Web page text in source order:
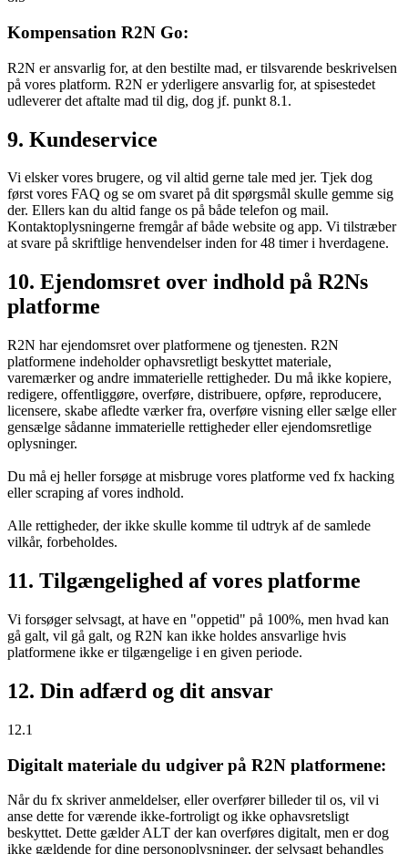
Kompensation R2N Go:
R2N er ansvarlig for, at den bestilte mad, er tilsvarende beskrivelsen
på vores platform. R2N er yderligere ansvarlig for, at spisestedet
udleverer det aftalte mad til dig, dog jf. punkt 8.1.
9. Kundeservice
Vi elsker vores brugere, og vil altid gerne tale med jer. Tjek dog
først vores FAQ og se om svaret på dit spørgsmål skulle gemme sig
der. Ellers kan du altid fange os på både telefon og mail.
Kontaktoplysningerne fremgår af både website og app. Vi tilstræber
at svare på skriftlige henvendelser inden for 48 timer i hverdagene.
10. Ejendomsret over indhold på R2Ns
platforme
R2N har ejendomsret over platformene og tjenesten. R2N
platformene indeholder ophavsretligt beskyttet materiale,
varemærker og andre immaterielle rettigheder. Du må ikke kopiere,
redigere, offentliggøre, overføre, distribuere, opføre, reproducere,
licensere, skabe afledte værker fra, overføre visning eller sælge eller
gensælge sådanne immaterielle rettigheder eller ejendomsretlige
oplysninger.
Du må ej heller forsøge at misbruge vores platforme ved fx hacking
eller scraping af vores indhold.
Alle rettigheder, der ikke skulle komme til udtryk af de samlede
vilkår, forbeholdes.
11. Tilgængelighed af vores platforme
Vi forsøger selvsagt, at have en "oppetid" på 100%, men hvad kan
gå galt, vil gå galt, og R2N kan ikke holdes ansvarlige hvis
platformene ikke er tilgængelige i en given periode.
12. Din adfærd og dit ansvar
12.1
Digitalt materiale du udgiver på R2N platformene:
Når du fx skriver anmeldelser, eller overfører billeder til os, vil vi
anse dette for værende ikke-fortroligt og ikke ophavsretsligt
beskyttet. Dette gælder ALT der kan overføres digitalt, men er dog
ikke gældende for dine personoplysninger, der selvsagt behandles